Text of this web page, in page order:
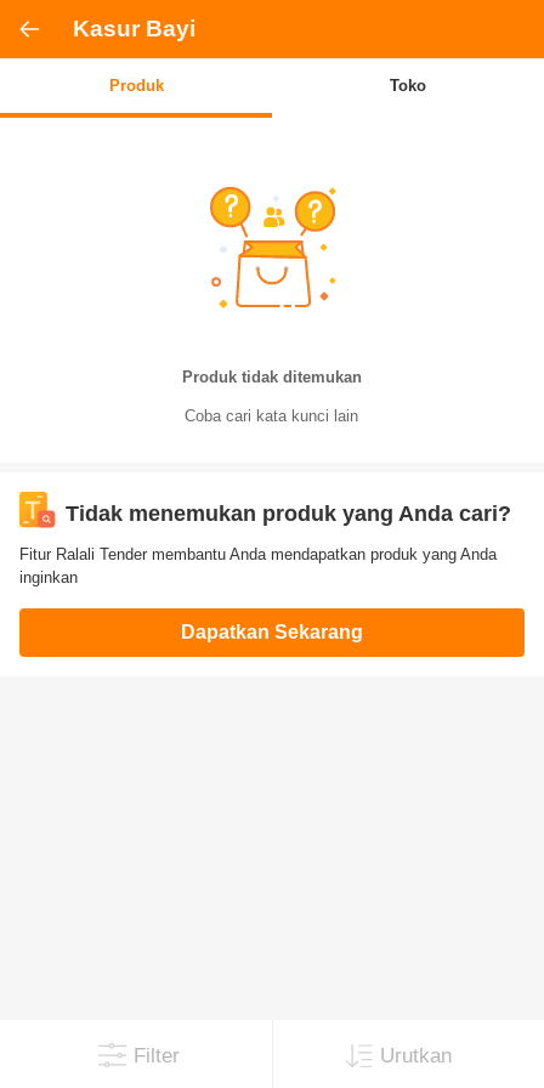
Kasur Bayi
Produk Toko
Produk tidak ditemukan
Coba cari kata kunci lain
Tidak menemukan produk yang Anda cari?
Fitur Ralali Tender membantu Anda mendapatkan produk yang Anda
inginkan
Dapatkan Sekarang
Filter Urutkan